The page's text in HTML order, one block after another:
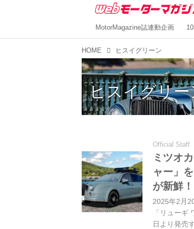
MotorMagazine誌連動企画
HOME ヒスイグリーン
ヒスイグリー
Official Staff
ミツオ
ャー」
が新鮮！
2025年2月
「リューギ
日より発売